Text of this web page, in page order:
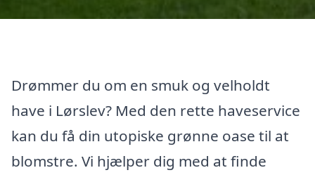
Drømmer du om en smuk og velholdt
have i Lørslev? Med den rette haveservice
kan du få din utopiske grønne oase til at
blomstre. Vi hjælper dig med at finde